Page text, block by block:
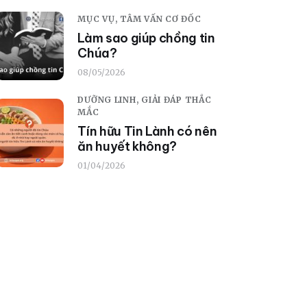
MỤC VỤ, TÂM VẤN CƠ ĐỐC
Làm sao giúp chồng tin
Chúa?
08/05/2026
DƯỠNG LINH, GIẢI ĐÁP THẮC
MẮC
Tín hữu Tin Lành có nên
ăn huyết không?
01/04/2026